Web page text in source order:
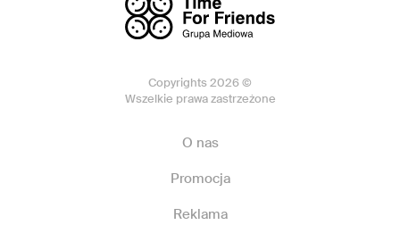
Copyrights 2026 ©
Wszelkie prawa zastrzeżone
O nas
Promocja
Reklama